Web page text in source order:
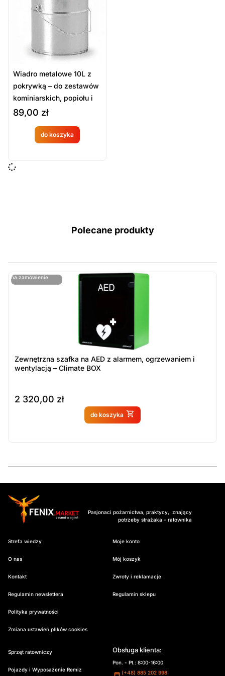
Kategorie Produktów
Sprzęt pomocniczy
Sprzęt ratowniczy
Wyposażenie techniczne i sprzęt strażacki
Zestawy kominiarskie
Wiadro metalowe 10L z
pokrywką – do zestawów
kominiarskich, popiołu i
sadzy
89,00 zł
do koszyka
Produkt
dostępny
Polecane produkty
na zamówienie
ostatnie sztuki
Zewnętrzna szafka na AED z alarmem, ogrzewaniem i
wentylacją – Climate BOX
2 320,00 zł
do koszyka
Produkt dostępny na
Pasjonaci pożarnictwa, praktycy, znający
potrzeby strażaka – ratownika
Strefa wiedzy
O nas
Kontakt
Regulamin newslettera
Polityka prywatności
Zmiana ustawień plików cookies
Moje konto
Mój koszyk
Zwroty i reklamacje
Regulamin sklepu
Sprzęt ratowniczy
Pojazdy i Wyposażenie Remiz
Obsługa klienta:
Pon. - Pt.: 8:00-16:00
(+48) 885 202 998